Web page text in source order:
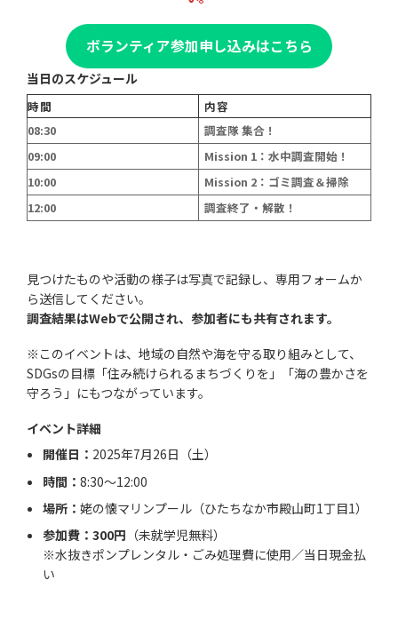
ボランティア参加申し込みはこちら
当日のスケジュール
時間
内容
08:30
調査隊 集合！
09:00
Mission 1：水中調査開始！
10:00
Mission 2：ゴミ調査＆掃除
12:00
調査終了・解散！
見つけたものや活動の様子は写真で記録し、専用フォームか
ら送信してください。
調査結果はWebで公開され、参加者にも共有されます。
※このイベントは、地域の自然や海を守る取り組みとして、
SDGsの目標「住み続けられるまちづくりを」「海の豊かさを
守ろう」にもつながっています。
イベント詳細
開催日： 2025年7月26日（土）
時間：8:30～12:00
場所：姥の懐マリンプール（ひたちなか市殿山町1丁目1）
参加費：300円 （未就学児無料）
※水抜きポンプレンタル・ごみ処理費に使用／当日現金払
い